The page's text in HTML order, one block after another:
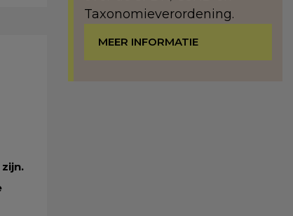
Taxonomieverordening.
MEER INFORMATIE